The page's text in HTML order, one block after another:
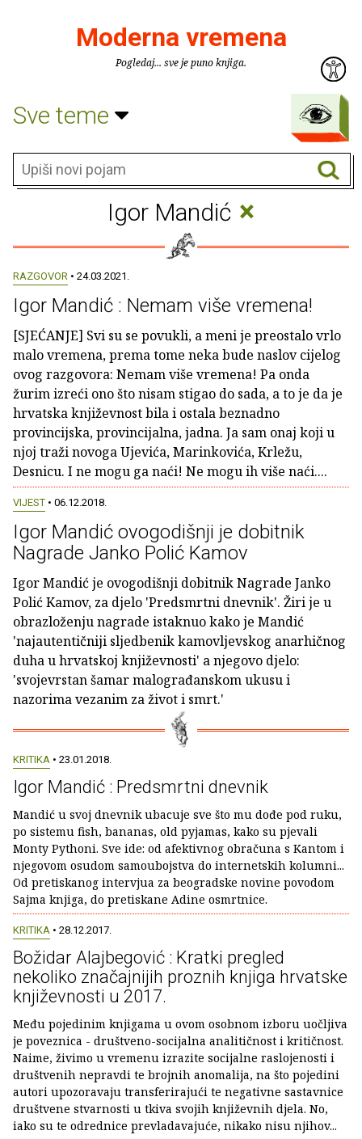
Moderna vremena
Pogledaj... sve je puno knjiga.
Sve teme
Igor Mandić ×
RAZGOVOR • 24.03.2021.
Igor Mandić : Nemam više vremena!
[SJEĆANJE] Svi su se povukli, a meni je preostalo vrlo
malo vremena, prema tome neka bude naslov cijelog
ovog razgovora: Nemam više vremena! Pa onda
žurim izreći ono što nisam stigao do sada, a to je da je
hrvatska književnost bila i ostala beznadno
provincijska, provincijalna, jadna. Ja sam onaj koji u
njoj traži novoga Ujevića, Marinkovića, Krležu,
Desnicu. I ne mogu ga naći! Ne mogu ih više naći....
VIJEST • 06.12.2018.
Igor Mandić ovogodišnji je dobitnik
Nagrade Janko Polić Kamov
Igor Mandić je ovogodišnji dobitnik Nagrade Janko
Polić Kamov, za djelo 'Predsmrtni dnevnik'. Žiri je u
obrazloženju nagrade istaknuo kako je Mandić
'najautentičniji sljedbenik kamovljevskog anarhičnog
duha u hrvatskoj književnosti' a njegovo djelo:
'svojevrstan šamar malograđanskom ukusu i
nazorima vezanim za život i smrt.'
KRITIKA • 23.01.2018.
Igor Mandić : Predsmrtni dnevnik
Mandić u svoj dnevnik ubacuje sve što mu dođe pod ruku,
po sistemu fish, bananas, old pyjamas, kako su pjevali
Monty Pythoni. Sve ide: od afektivnog obračuna s Kantom i
njegovom osudom samoubojstva do internetskih kolumni...
Od pretiskanog intervjua za beogradske novine povodom
Sajma knjiga, do pretiskane Adine osmrtnice.
KRITIKA • 28.12.2017.
Božidar Alajbegović : Kratki pregled
nekoliko značajnijih proznih knjiga hrvatske
književnosti u 2017.
Među pojedinim knjigama u ovom osobnom izboru uočljiva
je poveznica - društveno-socijalna analitičnost i kritičnost.
Naime, živimo u vremenu izrazite socijalne raslojenosti i
društvenih nepravdi te brojnih anomalija, na što pojedini
autori upozoravaju transferirajući te negativne sastavnice
društvene stvarnosti u tkiva svojih književnih djela. No,
iako su te odrednice prevladavajuće, nikako nisu njihov...